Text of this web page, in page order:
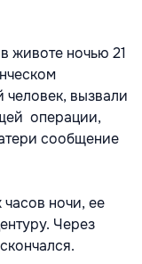
животе ночью 21
вызвали
операции,
сообщение
ночи, ее
Через